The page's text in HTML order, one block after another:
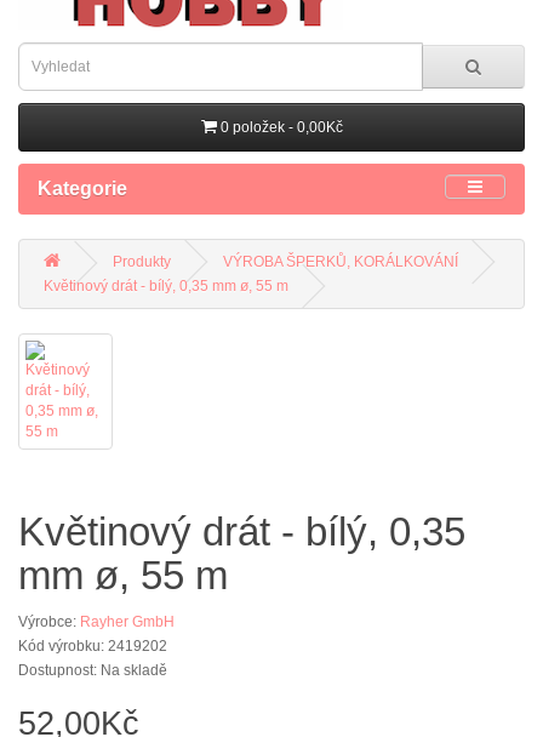
0 položek - 0,00Kč
Kategorie
Produkty
VÝROBA ŠPERKŮ, KORÁLKOVÁNÍ
Květinový drát - bílý, 0,35 mm ø, 55 m
Květinový drát - bílý, 0,35
mm ø, 55 m
Výrobce: Rayher GmbH
Kód výrobku: 2419202
Dostupnost: Na skladě
52,00Kč